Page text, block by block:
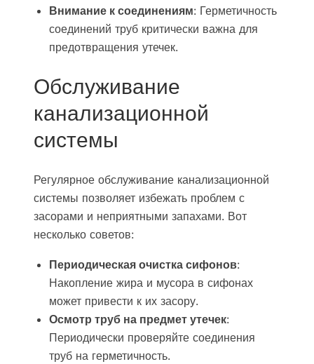
Внимание к соединениям: Герметичность
соединений труб критически важна для
предотвращения утечек.
Обслуживание
канализационной
системы
Регулярное обслуживание канализационной
системы позволяет избежать проблем с
засорами и неприятными запахами. Вот
несколько советов:
Периодическая очистка сифонов:
Накопление жира и мусора в сифонах
может привести к их засору.
Осмотр труб на предмет утечек:
Периодически проверяйте соединения
труб на герметичность.